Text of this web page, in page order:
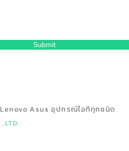
Submit
Asus อุปกรณ์ไอทีทุกชนิด